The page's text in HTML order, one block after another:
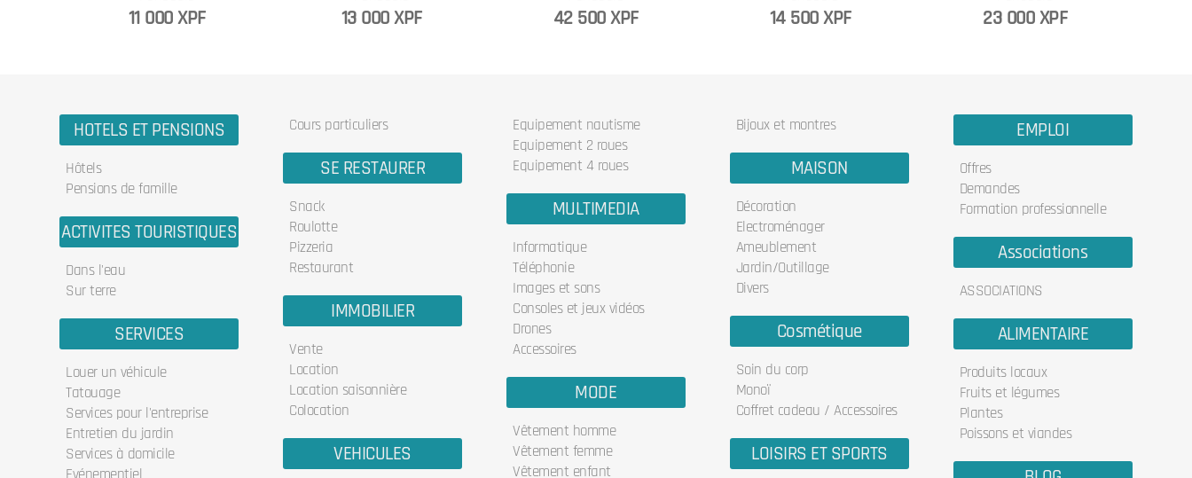
11 000 XPF 13 000 XPF 42 500 XPF 14 500 XPF 23 000 XPF
HOTELS ET PENSIONS
Hôtels
Pensions de famille
ACTIVITES TOURISTIQUES
Dans l'eau
Sur terre
SERVICES
Louer un véhicule
Tatouage
Services pour l'entreprise
Entretien du jardin
Services à domicile
Cours particuliers
SE RESTAURER
Snack
Roulotte
Pizzeria
Restaurant
IMMOBILIER
Vente
Location
Location saisonnière
Colocation
VEHICULES
Equipement nautisme
Equipement 2 roues
Equipement 4 roues
MULTIMEDIA
Informatique
Téléphonie
Images et sons
Consoles et jeux vidéos
Drones
Accessoires
MODE
Vêtement homme
Vêtement femme
Vêtement enfant
Bijoux et montres
MAISON
Décoration
Electroménager
Ameublement
Jardin/Outillage
Divers
Cosmétique
Soin du corp
Monoï
Coffret cadeau / Accessoires
LOISIRS ET SPORTS
EMPLOI
Offres
Demandes
Formation professionnelle
Associations
ASSOCIATIONS
ALIMENTAIRE
Produits locaux
Fruits et légumes
Plantes
Poissons et viandes